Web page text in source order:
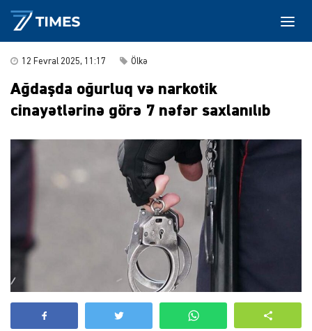
12 Fevral 2025, 11:17 Ölkə
Ağdaşda oğurluq və narkotik
cinayətlərinə görə 7 nəfər saxlanılıb